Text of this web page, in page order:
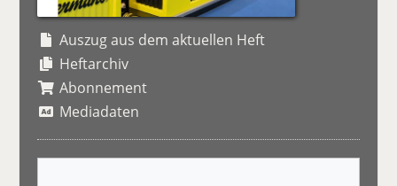
Auszug aus dem aktuellen Heft
Heftarchiv
Abonnement
Mediadaten